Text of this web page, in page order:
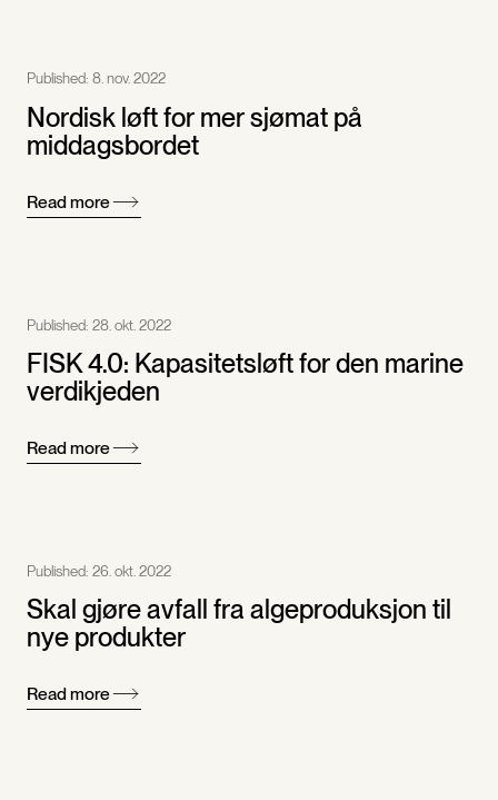
Published: 8. nov. 2022
Nordisk løft for mer sjømat på
middagsbordet
Read more
Published: 28. okt. 2022
FISK 4.0: Kapasitetsløft for den marine
verdikjeden
Read more
Published: 26. okt. 2022
Skal gjøre avfall fra algeproduksjon til
nye produkter
Read more